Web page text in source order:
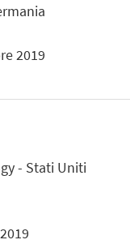
2019
- Stati Uniti